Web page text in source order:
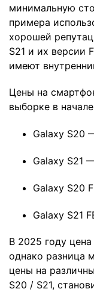
минимальную
примера
хорошей
S21 и их версии
имеют
Цены на
выборке в
Galaxy S20
Galaxy S21
Galaxy S20
Galaxy S21
В 2025 году
однако разница
цены на
S20 / S21,